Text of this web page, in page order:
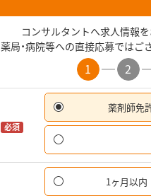
コンサルタントへ求人情報
薬局・病院等への直接応募ではご
1 2
必須
薬剤師免
1ヶ月以内